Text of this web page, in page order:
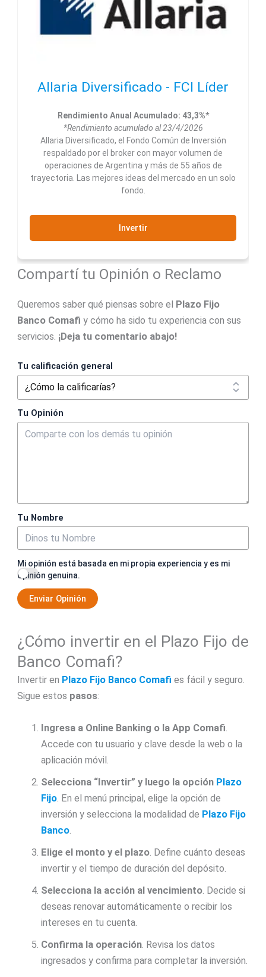
Allaria Diversificado - FCI Líder
Rendimiento Anual Acumulado: 43,3%*
*Rendimiento acumulado al 23/4/2026
Allaria Diversificado, el Fondo Común de Inversión
respaldado por el broker con mayor volumen de
operaciones de Argentina y más de 55 años de
trayectoria. Las mejores ideas del mercado en un solo
fondo.
Invertir
Compartí tu Opinión o Reclamo
Queremos saber qué piensas sobre el Plazo Fijo
Banco Comafi y cómo ha sido tu experiencia con sus
servicios. ¡Deja tu comentario abajo!
Tu calificación general
Tu Opinión
Tu Nombre
Mi opinión está basada en mi propia experiencia y es mi
opinión genuina.
Enviar Opinión
¿Cómo invertir en el Plazo Fijo de
Banco Comafi?
Invertir en Plazo Fijo Banco Comafi es fácil y seguro.
Sigue estos pasos:
Ingresa a Online Banking o la App Comafi
Accede con tu usuario y clave desde la web o la
aplicación móvil.
Selecciona “Invertir” y luego la opción Plazo
Fijo. En el menú principal, elige la opción de
inversión y selecciona la modalidad de Plazo Fijo
Banco.
Elige el monto y el plazo. Define cuánto deseas
invertir y el tiempo de duración del depósito.
Selecciona la acción al vencimiento. Decide si
deseas renovar automáticamente o recibir los
intereses en tu cuenta.
Confirma la operación. Revisa los datos
ingresados y confirma para completar la inversión.